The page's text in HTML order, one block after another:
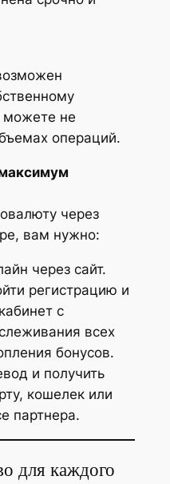
можете не
операций.
через
вам нужно:
через сайт.
регистрацию и
с
всех
бонусов.
и получить
кошелек или
партнера.
для каждого